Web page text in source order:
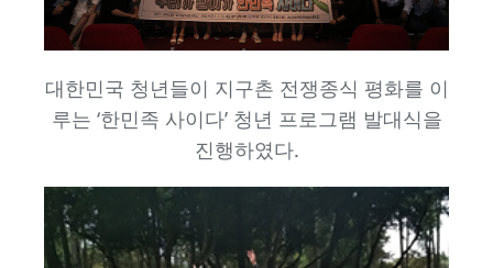
대한민국 청년들이 지구촌 전쟁종식 평화를 이
루는 ‘한민족 사이다’ 청년 프로그램 발대식을
진행하였다.